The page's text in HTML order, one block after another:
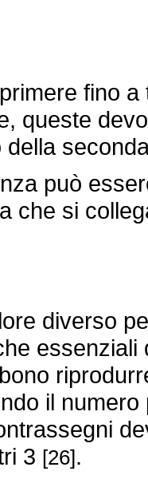
fino a
queste
della
può
che si
diverso
il
3 [26].